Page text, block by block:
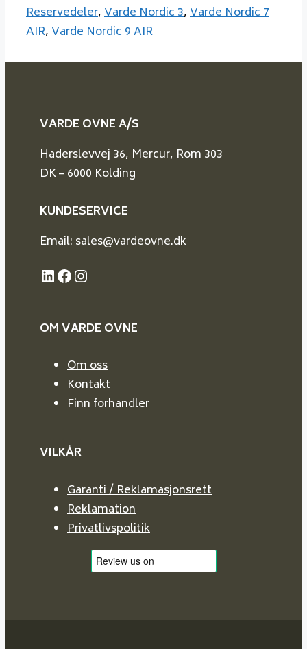
Reservedeler,Varde Nordic 3,Varde Nordic 7
AIR,Varde Nordic 9 AIR
VARDE OVNE A/S
Haderslevvej 36, Mercur, Rom 303
DK – 6000 Kolding
KUNDESERVICE
Email: sales@vardeovne.dk
LinkedIn
Facebook
Instagram
OM VARDE OVNE
Om oss
Kontakt
Finn forhandler
VILKÅR
Garanti / Reklamasjonsrett
Reklamation
Privatlivspolitik